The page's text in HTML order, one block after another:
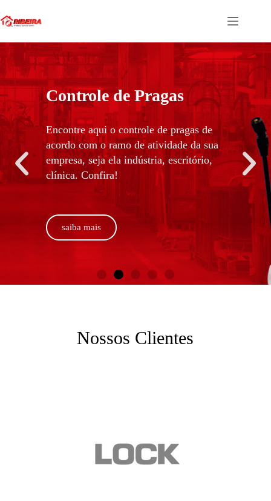
Na Ribeira, você pode
confiar!
Somos uma Dedetizadora e
Desentupidora com foco no cliente e
respeito ao meio ambiente.
saiba mais
Nossos Clientes